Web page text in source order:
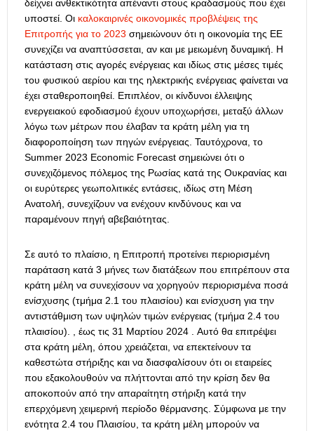
δείχνει ανθεκτικότητα απέναντι στους κραδασμούς που έχει
υποστεί. Οι καλοκαιρινές οικονομικές προβλέψεις της
Επιτροπής για το 2023 σημειώνουν ότι η οικονομία της ΕΕ
συνεχίζει να αναπτύσσεται, αν και με μειωμένη δυναμική. Η
κατάσταση στις αγορές ενέργειας και ιδίως στις μέσες τιμές
του φυσικού αερίου και της ηλεκτρικής ενέργειας φαίνεται να
έχει σταθεροποιηθεί. Επιπλέον, οι κίνδυνοι έλλειψης
ενεργειακού εφοδιασμού έχουν υποχωρήσει, μεταξύ άλλων
λόγω των μέτρων που έλαβαν τα κράτη μέλη για τη
διαφοροποίηση των πηγών ενέργειας. Ταυτόχρονα, το
Summer 2023 Economic Forecast σημειώνει ότι ο
συνεχιζόμενος πόλεμος της Ρωσίας κατά της Ουκρανίας και
οι ευρύτερες γεωπολιτικές εντάσεις, ιδίως στη Μέση
Ανατολή, συνεχίζουν να ενέχουν κινδύνους και να
παραμένουν πηγή αβεβαιότητας.
Σε αυτό το πλαίσιο, η Επιτροπή προτείνει περιορισμένη
παράταση κατά 3 μήνες των διατάξεων που επιτρέπουν στα
κράτη μέλη να συνεχίσουν να χορηγούν περιορισμένα ποσά
ενίσχυσης (τμήμα 2.1 του πλαισίου) και ενίσχυση για την
αντιστάθμιση των υψηλών τιμών ενέργειας (τμήμα 2.4 του
πλαισίου). , έως τις 31 Μαρτίου 2024 . Αυτό θα επιτρέψει
στα κράτη μέλη, όπου χρειάζεται, να επεκτείνουν τα
καθεστώτα στήριξης και να διασφαλίσουν ότι οι εταιρείες
που εξακολουθούν να πλήττονται από την κρίση δεν θα
αποκοπούν από την απαραίτητη στήριξη κατά την
επερχόμενη χειμερινή περίοδο θέρμανσης. Σύμφωνα με την
ενότητα 2.4 του Πλαισίου, τα κράτη μέλη μπορούν να